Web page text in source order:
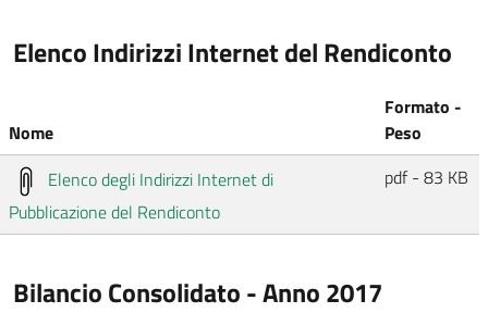
Elenco Indirizzi Internet del Rendiconto
Nome
Formato -
Peso
Elenco degli Indirizzi Internet di
Pubblicazione del Rendiconto
pdf - 83 KB
Bilancio Consolidato - Anno 2017